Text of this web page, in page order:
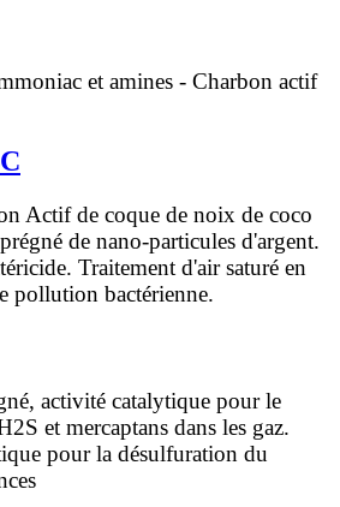
et amines - Charbon actif
Actif de coque de noix de coco
de nano-particules d'argent.
Traitement d'air saturé en
pollution bactérienne.
activité catalytique pour le
et mercaptans dans les gaz.
pour la désulfuration du